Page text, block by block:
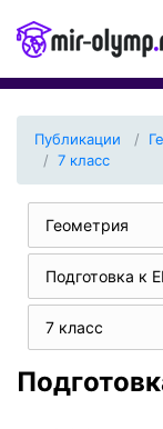
Публикации
7 класс
Геометрия
Подготовка к
7 класс